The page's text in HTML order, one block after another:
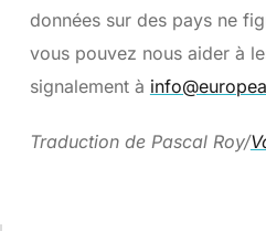
données sur des pays ne
vous pouvez nous aider à
signalement à
Traduction de Pascal Roy/